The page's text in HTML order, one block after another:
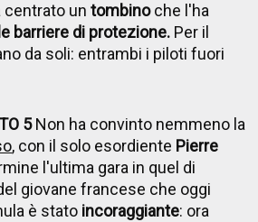
centrato untombinoche l'ha
barriere di protezione. Per il
da soli: entrambi i piloti fuori
5Non ha convinto nemmeno la
, con il solo esordiente Pierre
l'ultima gara in quel di
giovane francese che oggi
è stato incoraggiante: ora